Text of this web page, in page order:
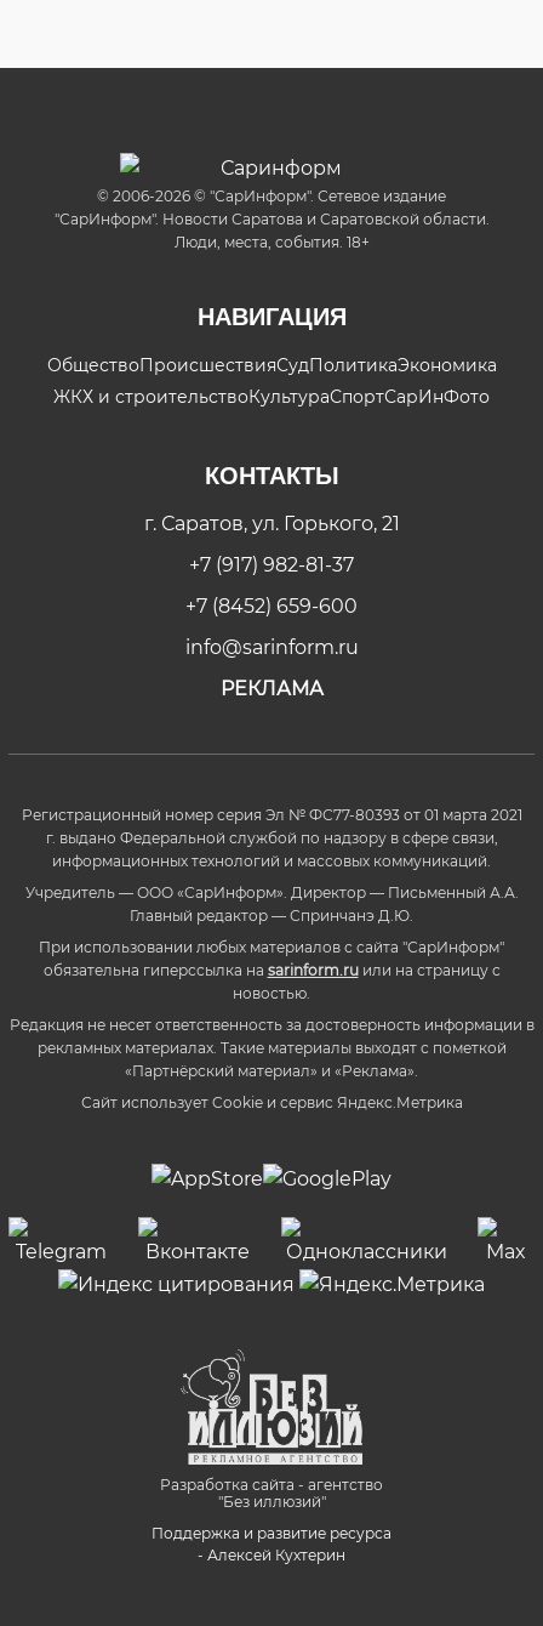
© 2006-2026 © "СарИнформ". Сетевое издание
"СарИнформ". Новости Саратова и Саратовской области.
Люди, места, события. 18+
НАВИГАЦИЯ
ОбществоПроисшествияСудПолитикаЭкономика
ЖКХ и строительствоКультураСпортСарИнФото
КОНТАКТЫ
г. Саратов, ул. Горького, 21
+7 (917) 982-81-37
+7 (8452) 659-600
info@sarinform.ru
РЕКЛАМА
Регистрационный номер серия Эл № ФС77-80393 от 01 марта 2021
г. выдано Федеральной службой по надзору в сфере связи,
информационных технологий и массовых коммуникаций.
Учредитель — ООО «СарИнформ». Директор — Письменный А.А.
Главный редактор — Спринчанэ Д.Ю.
При использовании любых материалов с сайта "СарИнформ"
обязательна гиперссылка на sarinform.ruили на страницу с
новостью.
Редакция не несет ответственность за достоверность информации в
рекламных материалах. Такие материалы выходят с пометкой
«Партнёрский материал» и «Реклама».
Сайт использует Cookie и сервиc Яндекс.Метрика
Разработка сайта - агентство
"Без иллюзий"
Поддержка и развитие ресурса
- Алексей Кухтерин